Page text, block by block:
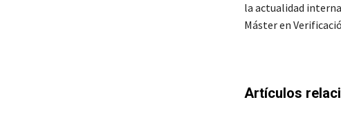
la actualidad
Máster en
Artículos